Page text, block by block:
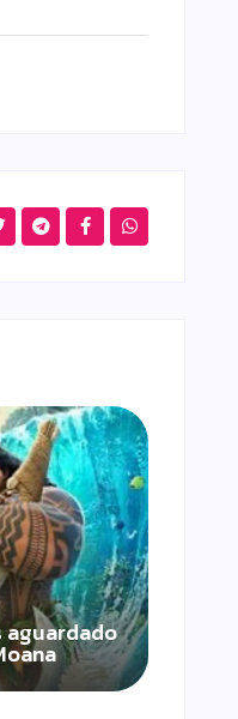
aguardado